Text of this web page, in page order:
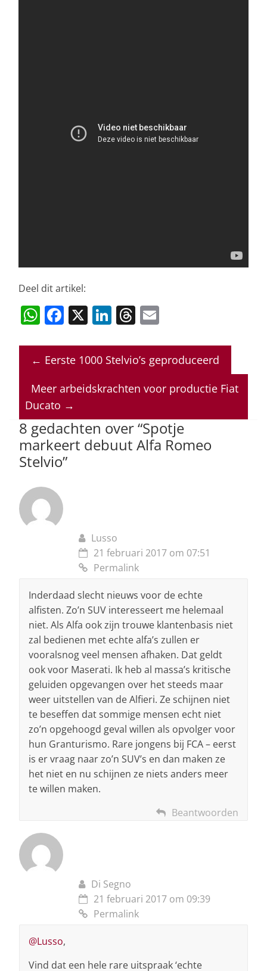
Deel dit artikel:
W
at
s
A
p
p
F
c
e
b
o
o
k
X Li
k
e
dI
T
re
a
d
ai
l
← Eerste 1000 Stelvio’s geproduceerd
Meer arbeidskrachten voor productie Fiat
Ducato →
8 gedachten over “Spotje
markeert debuut Alfa Romeo
Stelvio”
Lusso
21 februari 2017 om 07:51
Permalink
Inderdaad slecht nieuws voor de echte
alfisten. Zo’n SUV interesseert me helemaal
niet. Als Alfa ook zijn trouwe klantenbasis niet
zal bedienen met echte alfa’s zullen er
vooralsnog veel mensen afhaken. Dat geldt
ook voor Maserati. Ik heb al massa’s kritische
geluiden opgevangen over het steeds maar
weer uitstellen van de Alfieri. Ze schijnen niet
te beseffen dat sommige mensen echt niet
zo’n opgehoogd geval willen als opvolger voor
hun Granturismo. Rare jongens bij FCA – eerst
is er vraag naar zo’n SUV’s en dan maken ze
het niet en nu schijnen ze niets anders meer
te willen maken.
Beantwoorden
Di Segno
21 februari 2017 om 09:39
Permalink
@Lusso,
Vind dat een hele rare uitspraak ‘echte